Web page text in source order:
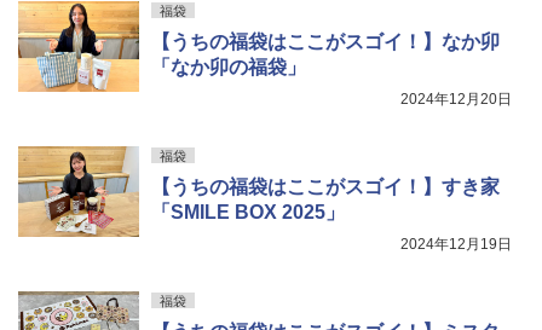
4
イスキー ハイボール 缶
￥4,919
5
トリスウイスキー 4000ml サントリー 大
容量 4リットル
4
ーフードヌードル 高たんぱく&低糖質 さ
らに塩分控えめ 78g×12個
5
カップヌードル レギュラー 日清食品 カ
ップ麺 78g×20個
TOSHIBA(東芝) スチームオーブンレン
ジ 赤外線センサー ノンフライ調理 簡単
お手入れ 小型 新生活 一人暮らし 二人暮
らし ファミリー
福袋
【うちの福袋はここがスゴイ！】なか卯
「なか卯の福袋」
2024年12月20日
福袋
【うちの福袋はここがスゴイ！】すき家
「SMILE BOX 2025」
2024年12月19日
福袋